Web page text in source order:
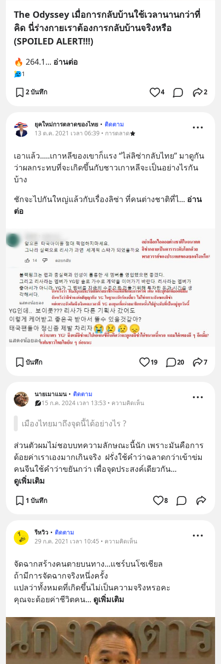
The Odyssey เมื่อการกลับบ้านใช้เวลานานกว่าที่
คิด นี่ร่างกายเราต้องการกลับบ้านจริงหรือ
(SPOILED ALERT!!!)
🔥 264.1... อ่านต่อ
1
2 บันทึก 4 2
ยุคใหม่การตลาดของไทย • ติดตาม
13 ต.ค. 2021 เวลา 06:39 • การตลาด
เอาแล้ว.....เกาหลีของเขาก็แรง “ไล่ลิซ่ากลับไทย” มาดูกัน
ว่าผลกระทบที่จะเกิดขึ้นกับชาวเกาหลีจะเป็นอย่างไรกัน
บ้าง
ชักจะไปกันใหญ่แล้วกับเรื่องลิซ่า ที่คนต่างชาติที่ไ... อ่าน
ต่อ
บันทึก 19 20 7
นายเมาแมน • ติดตาม
15 ก.ค. 2024 เวลา 13:53 • ความคิดเห็น
เมืองไทยมาถึงจุดนี้ได้อย่างไร ?
ส่วนตัวผมไม่ชอบบทความลักษณะนี้นัก เพราะมันคือการ
ด้อยค่าเราเองมากเกินจริง  ฝรั่งใช้คำว่าฉลาดกว่าเข้าข่ม
คนจีนใช้คำว่าขยันกว่า เพื่อจุดประสงค์เดียวกัน...
ดูเพิ่มเติม
1 บันทึก 8
รีหวิว • ติดตาม
29 ก.ค. 2021 เวลา 10:45 • ความคิดเห็น
จัดฉากสร้างคนตายบนทาง...แชร์บนโซเชียล
ถ้ามีการจัดฉากจริงหนึ่งครั้ง​
แปลว่าทั้งหมดที่เกิดขึ้นไม่เป็นความจริงหรอคะ
คุณจะด้อยค่าชีวิตคน... ดูเพิ่มเติม